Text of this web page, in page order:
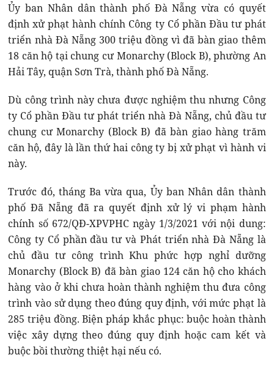
Ủy ban Nhân dân thành phố Đà Nẵng vừa có quyết
định xử phạt hành chính Công ty Cổ phần Đầu tư phát
triển nhà Đà Nẵng 300 triệu đồng vì đã bàn giao thêm
18 căn hộ tại chung cư Monarchy (Block B), phường An
Hải Tây, quận Sơn Trà, thành phố Đà Nẵng.
Dù công trình này chưa được nghiệm thu nhưng Công
ty Cổ phần Đầu tư phát triển nhà Đà Nẵng, chủ đầu tư
chung cư Monarchy (Block B) đã bàn giao hàng trăm
căn hộ, đây là lần thứ hai công ty bị xử phạt vì hành vi
này.
Trước đó, tháng Ba vừa qua, Ủy ban Nhân dân thành
phố Đã Nẵng đã ra quyết định xử lý vi phạm hành
chính số 672/QĐ-XPVPHC ngày 1/3/2021 với nội dung:
Công ty Cổ phần đầu tư và Phát triển nhà Đà Nẵng là
chủ đầu tư công trình Khu phức hợp nghỉ dưỡng
Monarchy (Block B) đã bàn giao 124 căn hộ cho khách
hàng vào ở khi chưa hoàn thành nghiệm thu đưa công
trình vào sử dụng theo đúng quy định, với mức phạt là
285 triệu đồng. Biện pháp khắc phục: buộc hoàn thành
việc xây dựng theo đúng quy định hoặc cam kết và
buộc bồi thường thiệt hại nếu có.